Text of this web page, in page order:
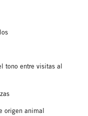
tono entre visitas al
origen animal